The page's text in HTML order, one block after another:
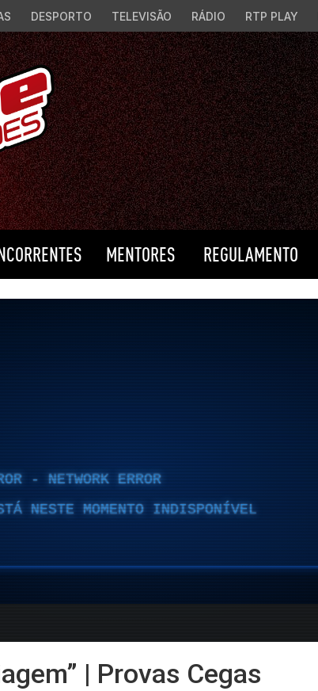
DESPORTO TELEVISÃO RÁDIO RTP PLAY
MENTORES REGULAMENTO
| Provas Cegas